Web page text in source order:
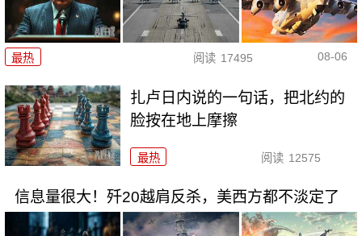
最热 阅读 17495 08-06
扎卢日内说的一句话，把北约的
脸按在地上摩擦
最热 阅读 12575
信息量很大！歼20越肩反杀，美西方都不淡定了